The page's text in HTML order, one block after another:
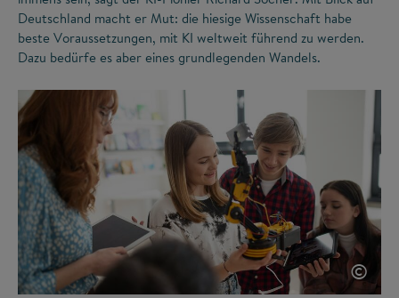
Deutschland macht er Mut: die hiesige Wissenschaft habe
beste Voraussetzungen, mit KI weltweit führend zu werden.
Dazu bedürfe es aber eines grundlegenden Wandels.
©